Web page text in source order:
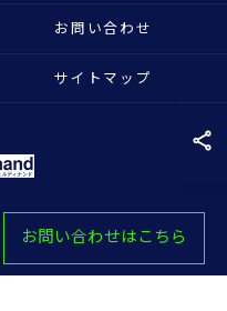
お問い合わせはこちら
お問い合わせ
サイトマップ
ナンド ALL RIGHTS RESERVED.